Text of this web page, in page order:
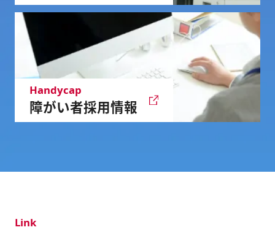
障がい者採用情報
Handycap
Link